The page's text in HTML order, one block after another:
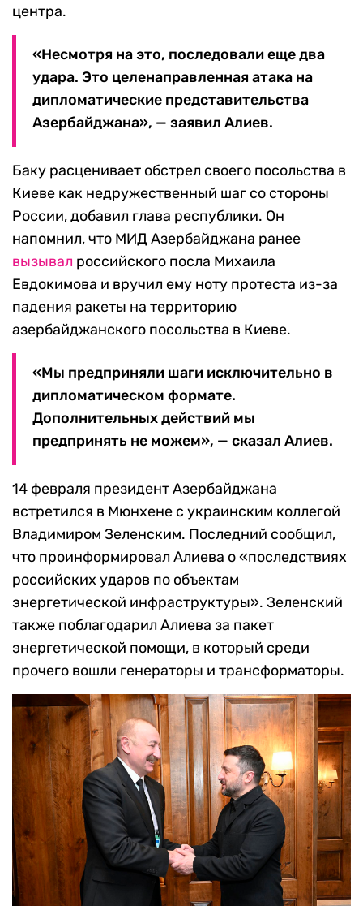
центра.
«Несмотря на это, последовали еще два
удара. Это целенаправленная атака на
дипломатические представительства
Азербайджана», — заявил Алиев.
Баку расценивает обстрел своего посольства в
Киеве как недружественный шаг со стороны
России, добавил глава республики. Он
напомнил, что МИД Азербайджана ранее
вызывал российского посла Михаила
Евдокимова и вручил ему ноту протеста из-за
падения ракеты на территорию
азербайджанского посольства в Киеве.
«Мы предприняли шаги исключительно в
дипломатическом формате.
Дополнительных действий мы
предпринять не можем», — сказал Алиев.
14 февраля президент Азербайджана
встретился в Мюнхене с украинским коллегой
Владимиром Зеленским. Последний сообщил,
что проинформировал Алиева о «последствиях
российских ударов по объектам
энергетической инфраструктуры». Зеленский
также поблагодарил Алиева за пакет
энергетической помощи, в который среди
прочего вошли генераторы и трансформаторы.